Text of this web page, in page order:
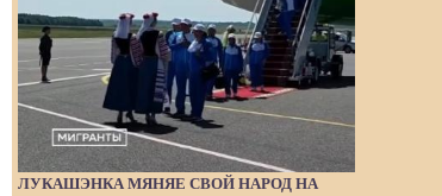
ЛУКАШЭНКА МЯНЯЕ СВОЙ НАРОД НА